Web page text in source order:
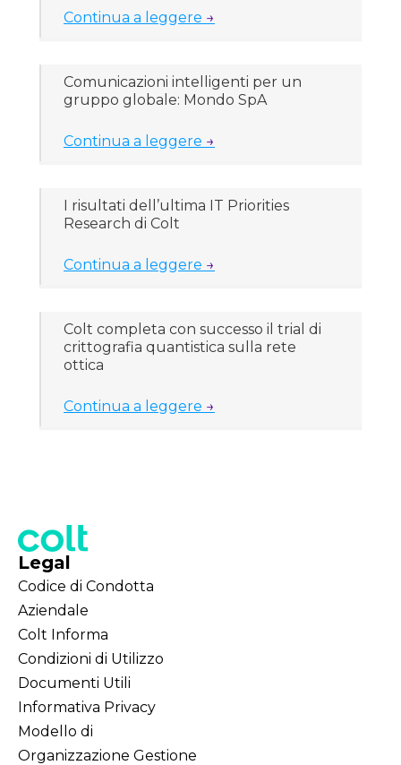
Continua a leggere →
Comunicazioni intelligenti per un
gruppo globale: Mondo SpA
Continua a leggere →
I risultati dell’ultima IT Priorities
Research di Colt
Continua a leggere →
Colt completa con successo il trial di
crittografia quantistica sulla rete
ottica
Continua a leggere →
Legal
Codice di Condotta
Aziendale
Colt Informa
Condizioni di Utilizzo
Documenti Utili
Informativa Privacy
Modello di
Organizzazione Gestione